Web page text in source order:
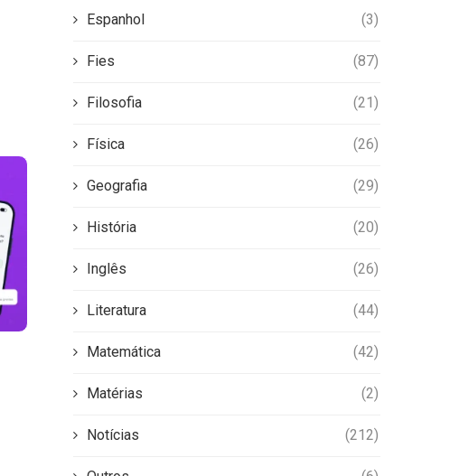
Espanhol (3)
Fies (87)
Filosofia (21)
Física (26)
Geografia (29)
História (20)
Inglês (26)
Literatura (44)
Matemática (42)
Matérias (2)
Notícias (212)